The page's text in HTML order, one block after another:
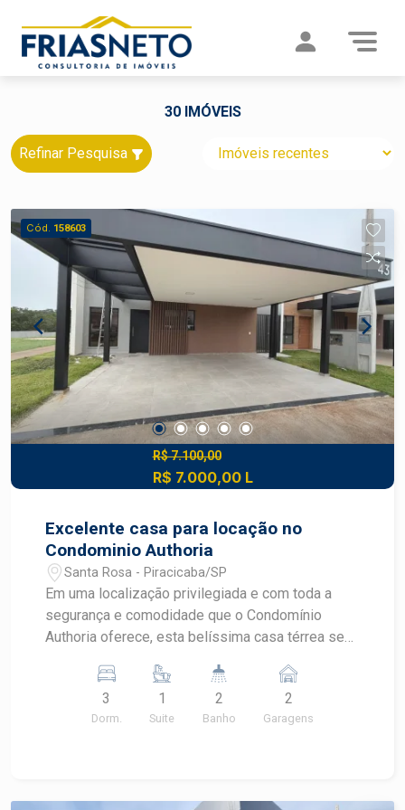
30 IMÓVEIS
Refinar Pesquisa
Cód. 158603
R$ 7.100,00
R$ 7.000,00 L
Excelente casa para locação no
Condominio Authoria
Santa Rosa - Piracicaba/SP
Em uma localização privilegiada e com toda a
segurança e comodidade que o Condomínio
Authoria oferece, esta belíssima casa térrea se
funcionalidade dos ambientes e pelos
diferenciais tecnológicos que proporcionam mais
conforto ao dia a dia. O imóvel conta com 3
3
Dorm.
1
Suite
2
Banho
2
Garagens